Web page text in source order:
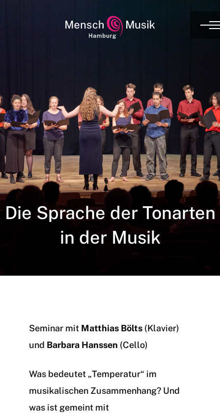
Die Sprache der Tonarten
in der Musik
Seminar mit Matthias Bölts (Klavier)
und Barbara Hanssen (Cello)
Was bedeutet „Temperatur“ im
musikalischen Zusammenhang? Und
was ist gemeint mit